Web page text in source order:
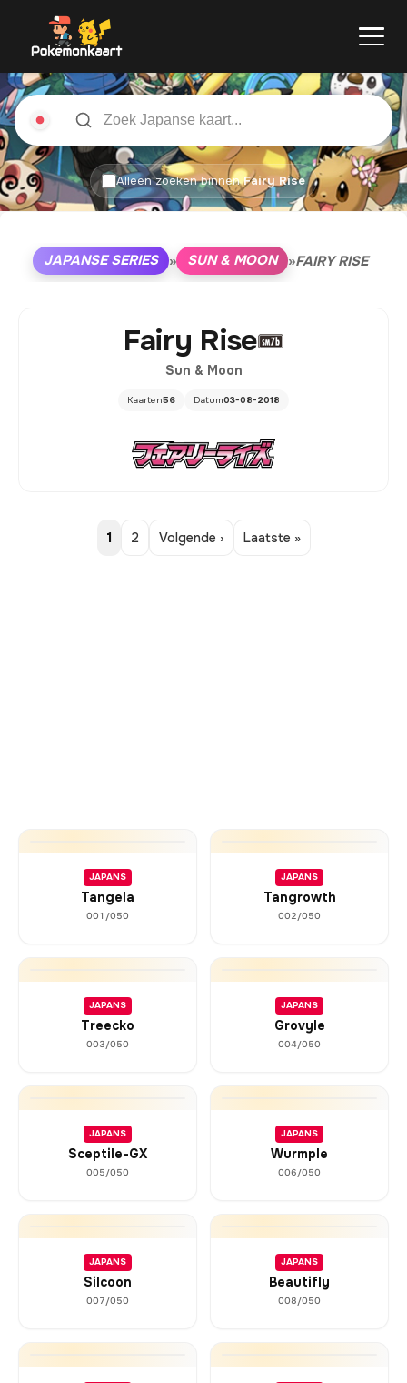
Alleen zoeken binnenFairy Rise
JAPANSE SERIES » SUN & MOON »FAIRY RISE
Fairy Rise
Sun & Moon
Kaarten56 Datum03-08-2018
1 2 Volgende › Laatste »
JAPANS
Tangela
001/050
JAPANS
Tangrowth
002/050
JAPANS
Treecko
003/050
JAPANS
Grovyle
004/050
JAPANS
Sceptile-GX
005/050
JAPANS
Wurmple
006/050
JAPANS
Silcoon
007/050
JAPANS
Beautifly
008/050